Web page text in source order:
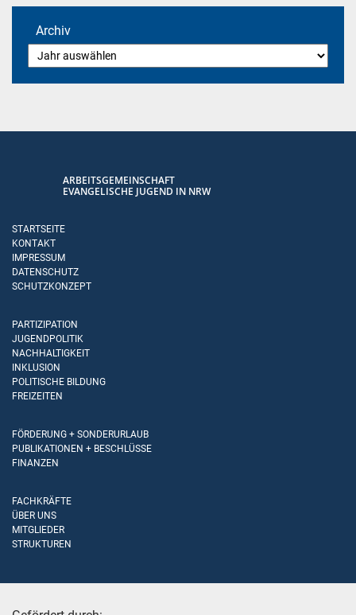
Archiv
ARBEITSGEMEINSCHAFT
EVANGELISCHE JUGEND IN NRW
STARTSEITE
KONTAKT
IMPRESSUM
DATENSCHUTZ
SCHUTZKONZEPT
PARTIZIPATION
JUGENDPOLITIK
NACHHALTIGKEIT
INKLUSION
POLITISCHE BILDUNG
FREIZEITEN
FÖRDERUNG + SONDERURLAUB
PUBLIKATIONEN + BESCHLÜSSE
FINANZEN
FACHKRÄFTE
ÜBER UNS
MITGLIEDER
STRUKTUREN